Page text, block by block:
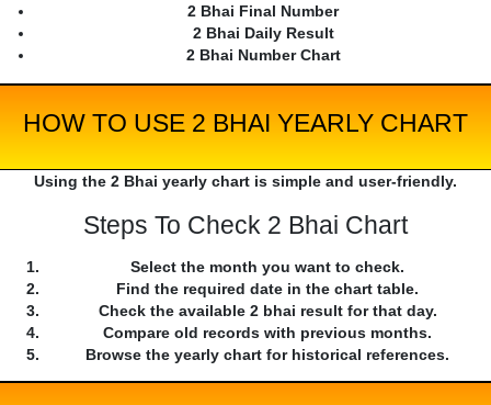
2 Bhai Final Number
2 Bhai Daily Result
2 Bhai Number Chart
HOW TO USE 2 BHAI YEARLY CHART
Using the 2 Bhai yearly chart is simple and user-friendly.
Steps To Check 2 Bhai Chart
Select the month you want to check.
Find the required date in the chart table.
Check the available 2 bhai result for that day.
Compare old records with previous months.
Browse the yearly chart for historical references.